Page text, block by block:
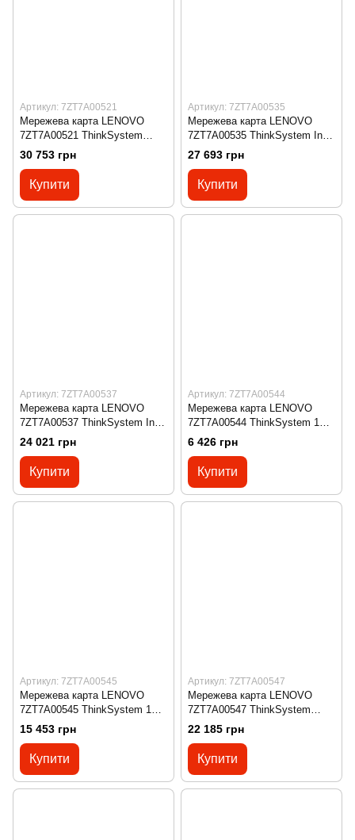
Артикул: 7ZT7A00521
Мережева карта LENOVO
7ZT7A00521 ThinkSystem
Emulex LPm16002B-L Mezz
16Gb 2-Port Fibre Channel
Adapter
30 753 грн
Купити
Артикул: 7ZT7A00535
Мережева карта LENOVO
7ZT7A00535 ThinkSystem Intel
I350-T4 PCIe 1Gb 4-Port RJ45
Ethernet Adapter
27 693 грн
Купити
Артикул: 7ZT7A00537
Мережева карта LENOVO
7ZT7A00537 ThinkSystem Intel
X710-DA2 PCIe 10Gb 2-Port
SFP+ Ethernet Adapter
24 021 грн
Купити
Артикул: 7ZT7A00544
Мережева карта LENOVO
7ZT7A00544 ThinkSystem 1Gb
2-port RJ45 LOM
6 426 грн
Купити
Артикул: 7ZT7A00545
Мережева карта LENOVO
7ZT7A00545 ThinkSystem 1Gb
4-port RJ45 LOM
15 453 грн
Купити
Артикул: 7ZT7A00547
Мережева карта LENOVO
7ZT7A00547 ThinkSystem
10Gb 4-port SFP+ LOM
22 185 грн
Купити